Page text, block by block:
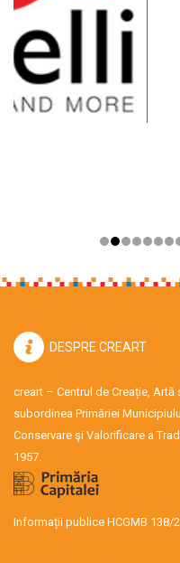
DESPRE CREART
creart – Centrul de Creație,
subordinea Primăriei
Conservare şi Valorificare a
1957.
Informații publice HCGMB 138/